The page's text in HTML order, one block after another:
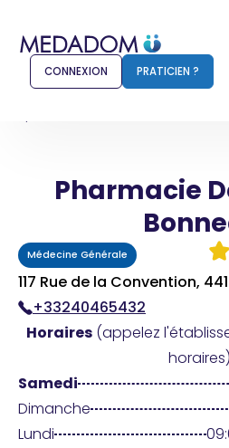
Comment ça marche ?
Pour les patients
Pharmacien
Praticien
CONNEXION PRATICIEN ?
Pharmacie
Médecine Générale
117 Rue de la Convention,
+33240465432
Horaires (appelez
Samedi
Dimanche
Lundi